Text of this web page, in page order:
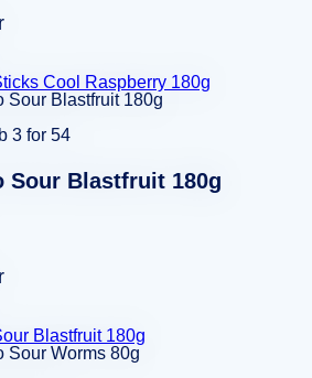
Cool Raspberry 180g
3 for 54
Sour Blastfruit 180g
Blastfruit 180g